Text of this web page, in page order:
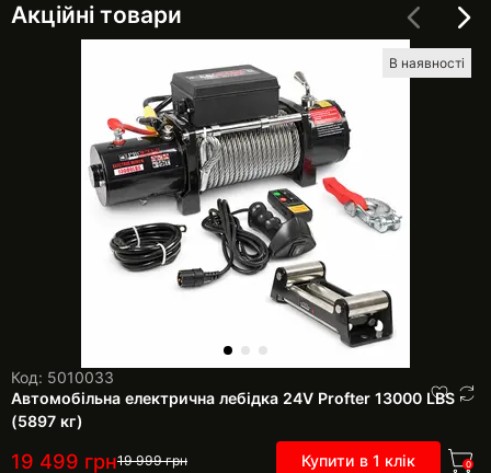
Акційні товари
В наявності
Код: 5010033
Автомобільна електрична лебідка 24V Profter 13000 LBS
(5897 кг)
19 499 грн19 999грн Купити в 1 клік 0